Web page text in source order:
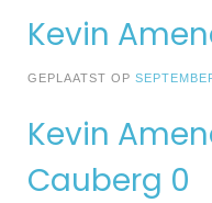
Kevin
GEPLAATST OP
Kevin
Cauberg 0